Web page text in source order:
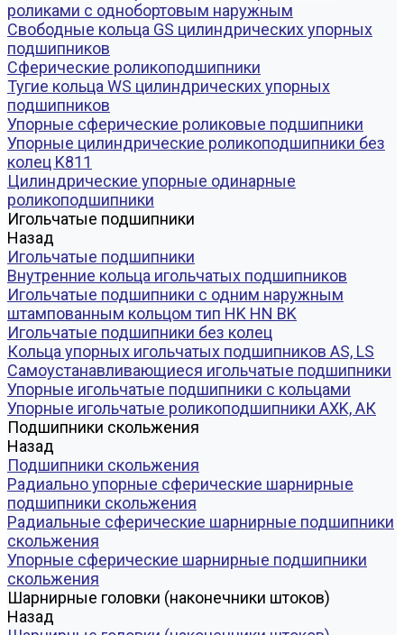
роликами с однобортовым наружным
Свободные кольца GS цилиндрических упорных
подшипников
Сферические роликоподшипники
Тугие кольца WS цилиндрических упорных
подшипников
Упорные сферические роликовые подшипники
Упорные цилиндрические роликоподшипники без
колец K811
Цилиндрические упорные одинарные
роликоподшипники
Игольчатые подшипники
Назад
Игольчатые подшипники
Внутренние кольца игольчатых подшипников
Игольчатые подшипники c одним наружным
штампованным кольцом тип HK HN BK
Игольчатые подшипники без колец
Кольца упорных игольчатых подшипников AS, LS
Самоустанавливающиеся игольчатые подшипники
Упорные игольчатые подшипники с кольцами
Упорные игольчатые роликоподшипники AXK, АК
Подшипники скольжения
Назад
Подшипники скольжения
Радиально упорные сферические шарнирные
подшипники скольжения
Радиальные сферические шарнирные подшипники
скольжения
Упорные сферические шарнирные подшипники
скольжения
Шарнирные головки (наконечники штоков)
Назад